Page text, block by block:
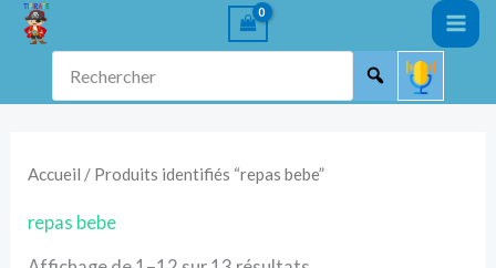
Aller
Rechercher
Accueil / Produits identifiés “repas bebe”
repas bebe